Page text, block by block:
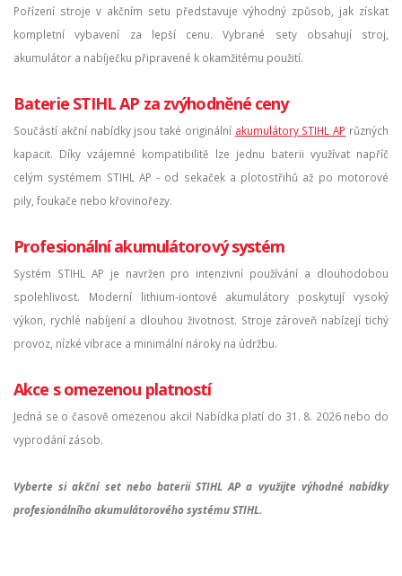
Pořízení stroje v akčním setu představuje výhodný způsob, jak získat
kompletní vybavení za lepší cenu. Vybrané sety obsahují stroj,
akumulátor a nabíječku připravené k okamžitému použití.
Baterie STIHL AP za zvýhodněné ceny
Součástí akční nabídky jsou také originální akumulátory STIHL AP různých
kapacit. Díky vzájemné kompatibilitě lze jednu baterii využívat napříč
celým systémem STIHL AP - od sekaček a plotostřihů až po motorové
pily, foukače nebo křovinořezy.
Profesionální akumulátorový systém
Systém STIHL AP je navržen pro intenzivní používání a dlouhodobou
spolehlivost. Moderní lithium-iontové akumulátory poskytují vysoký
výkon, rychlé nabíjení a dlouhou životnost. Stroje zároveň nabízejí tichý
provoz, nízké vibrace a minimální nároky na údržbu.
Akce s omezenou platností
Jedná se o časově omezenou akci! Nabídka platí do 31. 8. 2026 nebo do
vyprodání zásob.
Vyberte si akční set nebo baterii STIHL AP a využijte výhodné nabídky
profesionálního akumulátorového systému STIHL.